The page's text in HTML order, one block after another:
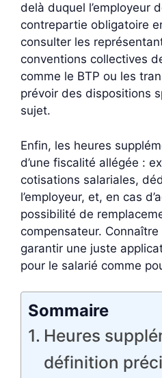
delà duquel l’employeur
contrepartie obligatoire
consulter les
conventions collectives
comme le BTP ou les
prévoir des dispositions
sujet.
Enfin, les heures
d’une fiscalité allégée :
cotisations salariales,
l’employeur, et, en cas
possibilité de
compensateur. Connaître
garantir une juste
pour le salarié comme
Sommaire
Heures
définition